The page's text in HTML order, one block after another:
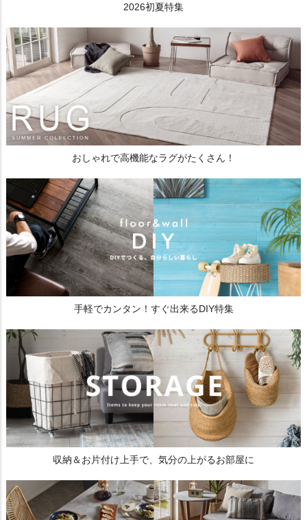
2026初夏特集
おしゃれで高機能なラグがたくさん！
手軽でカンタン！すぐ出来るDIY特集
収納＆お片付け上手で、気分の上がるお部屋に